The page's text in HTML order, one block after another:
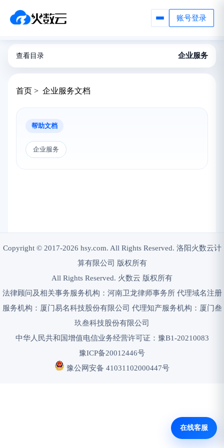
账号登录
查看目录 企业服务
首页 > 企业服务文档
帮助文档
企业服务
在线客服
Copyright © 2017-2026 hsy.com. All Rights Reserved. 洛阳火数云计
算有限公司 版权所有
All Rights Reserved. 火数云 版权所有
法律顾问及相关事务服务机构：河南卫龙律师事务所 代理域名注册
服务机构：厦门易名科技股份有限公司 代理知产服务机构：厦门叁
玖叁科技股份有限公司
中华人民共和国增值电信业务经营许可证：豫B1-20210083
豫ICP备20012446号
豫公网安备 41031102000447号